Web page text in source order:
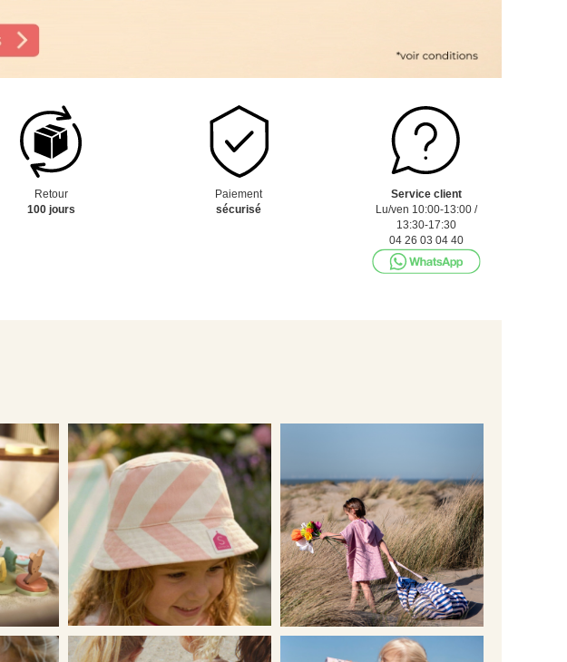
Retour
100 jours
Paiement
sécurisé
Service client
Lu/ven 10:00-13:00 /
13:30-17:30
04 26 03 04 40